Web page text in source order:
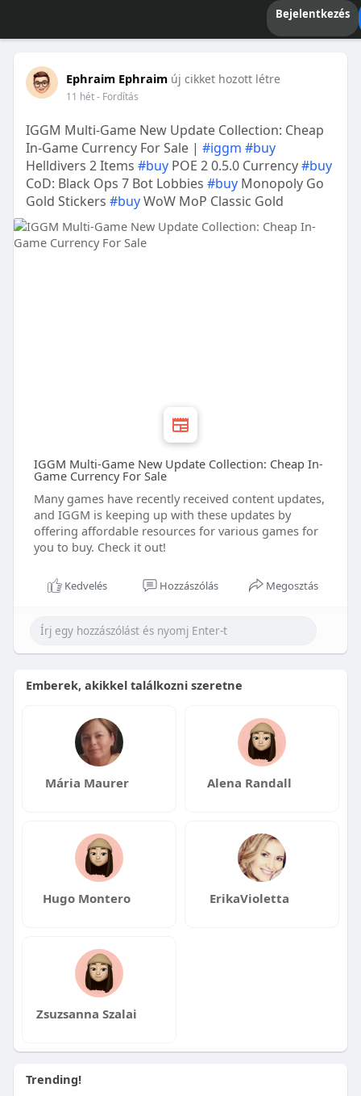
Bejelentkezés
Ephraim Ephraim új cikket hozott létre
11 hét- Fordítás
IGGM Multi-Game New Update Collection: Cheap
In-Game Currency For Sale | #iggm #buy
Helldivers 2 Items #buyPOE 2 0.5.0 Currency#buy
CoD: Black Ops 7 Bot Lobbies #buyMonopoly Go
Gold Stickers #buyWoW MoP Classic Gold
IGGM Multi-Game New Update Collection: Cheap In-
Game Currency For Sale
Many games have recently received content updates,
and IGGM is keeping up with these updates by
offering affordable resources for various games for
you to buy. Check it out!
Kedvelés Hozzászólás Megosztás
Emberek, akikkel találkozni szeretne
Mária Maurer Alena Randall
Hugo Montero ErikaVioletta
Zsuzsanna Szalai
Trending!